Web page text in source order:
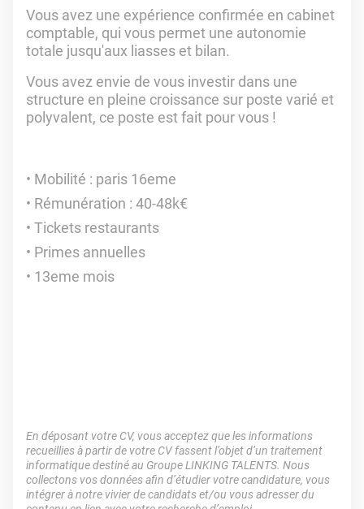
Vous avez une expérience confirmée en cabinet
comptable, qui vous permet une autonomie
totale jusqu'aux liasses et bilan.
Vous avez envie de vous investir dans une
structure en pleine croissance sur poste varié et
polyvalent, ce poste est fait pour vous !
Mobilité : paris 16eme
Rémunération : 40-48k€
Tickets restaurants
Primes annuelles
13eme mois
En déposant votre CV, vous acceptez que les informations
recueillies à partir de votre CV fassent l’objet d’un traitement
informatique destiné au Groupe LINKING TALENTS. Nous
collectons vos données afin d’étudier votre candidature, vous
intégrer à notre vivier de candidats et/ou vous adresser du